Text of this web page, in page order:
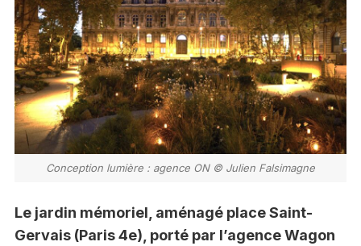
Conception lumière : agence ON © Julien Falsimagne
Le jardin mémoriel, aménagé place Saint-
Gervais (Paris 4e), porté par l’agence Wagon